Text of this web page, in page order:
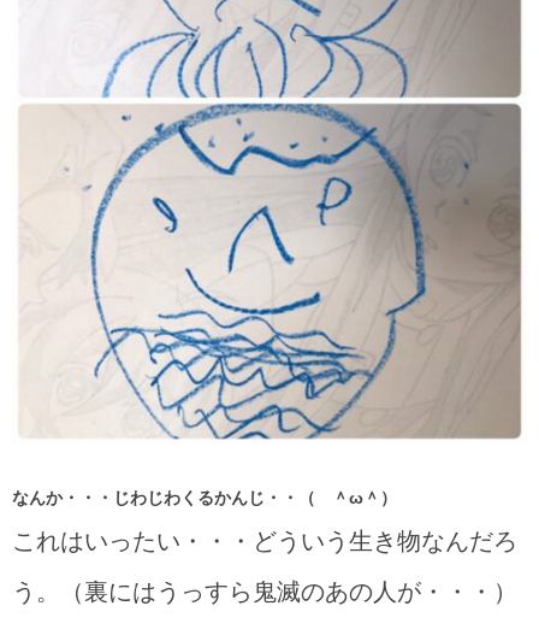
なんか・・・じわじわくるかんじ・・（ ＾ω＾）
これはいったい・・・どういう生き物なんだろ
う。（裏にはうっすら鬼滅のあの人が・・・）